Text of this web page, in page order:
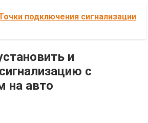
подключения сигнализации
и
с
на авто